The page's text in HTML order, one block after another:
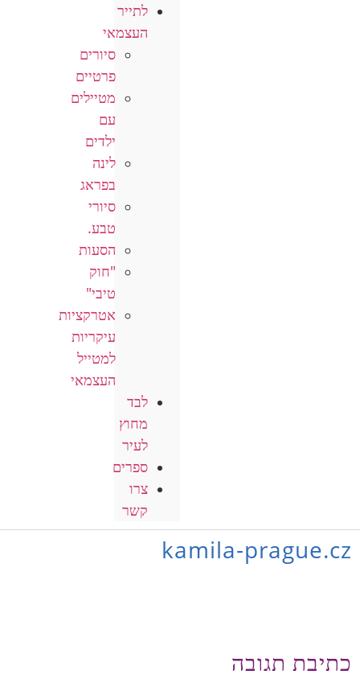
לתייר
העצמאי
סיורים
פרטיים
מטיילים
עם
ילדים
לינה
בפראג
סיורי
טבע.
הסעות
"חוק
טיבי"
אטרקציות
עיקריות
למטייל
העצמאי
לבד
מחוץ
לעיר
ספרים
צרו
קשר
kamila-prague.cz
כתיבת תגובה